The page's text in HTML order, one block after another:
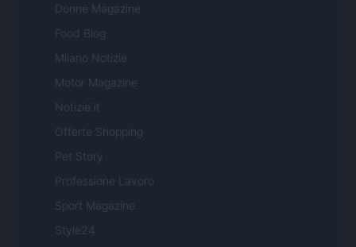
Donne Magazine
Food Blog
Milano Notizie
Motor Magazine
Notizie.it
Offerte Shopping
Pet Story
Professione Lavoro
Sport Magazine
Style24